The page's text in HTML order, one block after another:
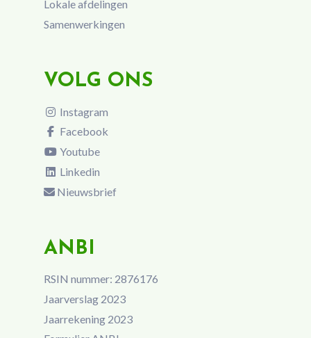
Lokale afdelingen
Samenwerkingen
VOLG ONS
Instagram
Facebook
Youtube
Linkedin
Nieuwsbrief
ANBI
RSIN nummer: 2876176
Jaarverslag 2023
Jaarrekening 2023